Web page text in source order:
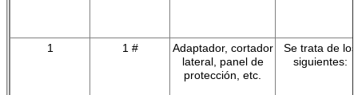
código
Caja de madera
1 1 #
Adaptador, cortador
lateral, panel de
protección, etc.
Se trata de los
siguientes: